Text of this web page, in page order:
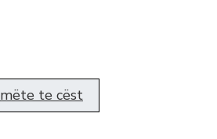
mëte te cëst